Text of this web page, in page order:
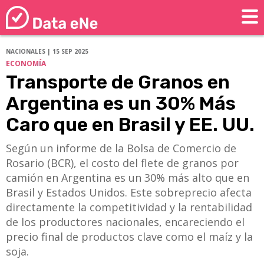
NACIONALES | 15 SEP 2025
ECONOMÍA
Transporte de Granos en
Argentina es un 30% Más
Caro que en Brasil y EE. UU.
Según un informe de la Bolsa de Comercio de
Rosario (BCR), el costo del flete de granos por
camión en Argentina es un 30% más alto que en
Brasil y Estados Unidos. Este sobreprecio afecta
directamente la competitividad y la rentabilidad
de los productores nacionales, encareciendo el
precio final de productos clave como el maíz y la
soja.